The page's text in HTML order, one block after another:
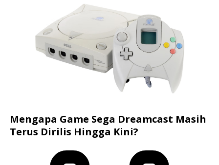
Mengapa Game Sega Dreamcast Masih
Terus Dirilis Hingga Kini?